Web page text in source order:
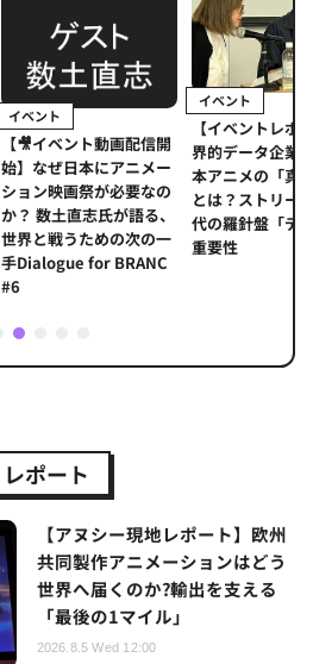
イベント
【🎥イベント動画配信開
始】なぜ日本にアニメー
ション映画祭が必要なの
か？ 数土直志氏が語る、
世界と戦うための次の一
手Dialogue for BRANC
#6
イベント
【イベントレポ
界的データ企業
本アニメの「真
とは？ストリー
代の羅針盤「デ
重要性
2
レポート
【アヌシー現地レポート】欧州
共同製作アニメーションはどう
世界へ届くのか?輸出を支える
「最後の1マイル」
2026.8.5 Wed 12:00